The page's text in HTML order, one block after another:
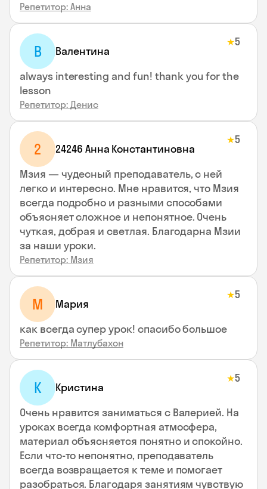
Репетитор: Анна
В Валентина
★5
always interesting and fun! thank you for the
lesson
Репетитор: Денис
2 24246 Анна Константиновна
★5
Мзия — чудесный преподаватель, с ней
легко и интересно. Мне нравится, что Мзия
всегда подробно и разными способами
объясняет сложное и непонятное. Очень
чуткая, добрая и светлая. Благодарна Мзии
за наши уроки.
Репетитор: Мзия
М Мария
★5
как всегда супер урок! спасибо большое
Репетитор: Матлубахон
К Кристина
★5
Очень нравится заниматься с Валерией. На
уроках всегда комфортная атмосфера,
материал объясняется понятно и спокойно.
Если что-то непонятно, преподаватель
всегда возвращается к теме и помогает
разобраться. Благодаря занятиям чувствую